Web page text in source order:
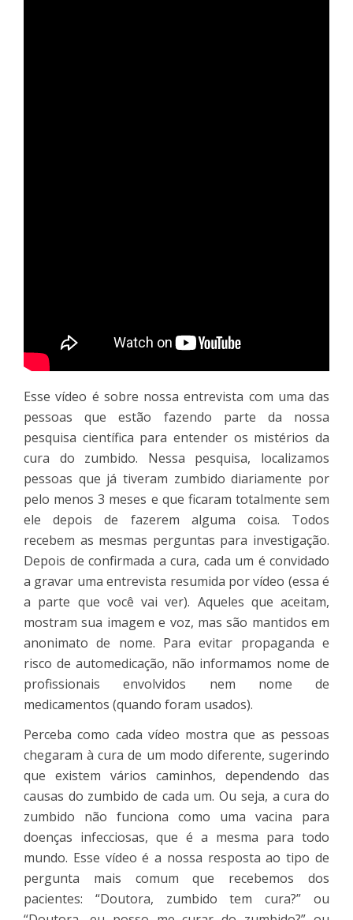
Esse vídeo é sobre nossa entrevista com uma das
pessoas que estão fazendo parte da nossa
pesquisa científica para entender os mistérios da
cura do zumbido. Nessa pesquisa, localizamos
pessoas que já tiveram zumbido diariamente por
pelo menos 3 meses e que ficaram totalmente sem
ele depois de fazerem alguma coisa. Todos
recebem as mesmas perguntas para investigação.
Depois de confirmada a cura, cada um é convidado
a gravar uma entrevista resumida por vídeo (essa é
a parte que você vai ver). Aqueles que aceitam,
mostram sua imagem e voz, mas são mantidos em
anonimato de nome. Para evitar propaganda e
risco de automedicação, não informamos nome de
profissionais envolvidos nem nome de
medicamentos (quando foram usados).
Perceba como cada vídeo mostra que as pessoas
chegaram à cura de um modo diferente, sugerindo
que existem vários caminhos, dependendo das
causas do zumbido de cada um. Ou seja, a cura do
zumbido não funciona como uma vacina para
doenças infecciosas, que é a mesma para todo
mundo. Esse vídeo é a nossa resposta ao tipo de
pergunta mais comum que recebemos dos
pacientes: “Doutora, zumbido tem cura?” ou